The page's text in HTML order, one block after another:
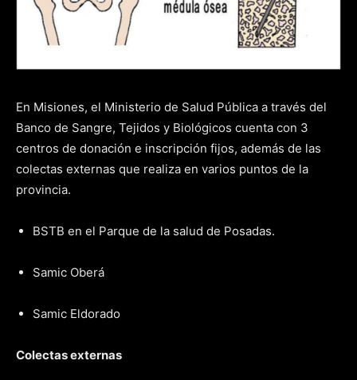
En Misiones, el Ministerio de Salud Pública a través del
Banco de Sangre, Tejidos y Biológicos cuenta con 3
centros de donación e inscripción fijos, además de las
colectas externas que realiza en varios puntos de la
provincia.
BSTB en el Parque de la salud de Posadas.
Samic Oberá
Samic Eldorado
Colectas externas